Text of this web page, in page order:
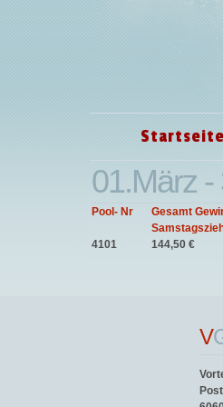
Startseite
01.März
Pool- Nr
Gesamt
4101
144,50 €
V